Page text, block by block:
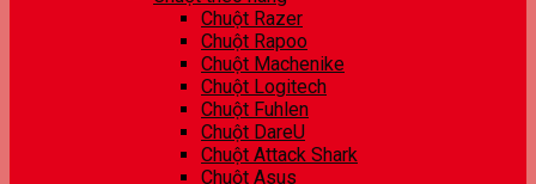
Chuột Razer
Chuột Rapoo
Chuột Machenike
Chuột Logitech
Chuột Fuhlen
Chuột DareU
Chuột Attack Shark
Chuột Asus